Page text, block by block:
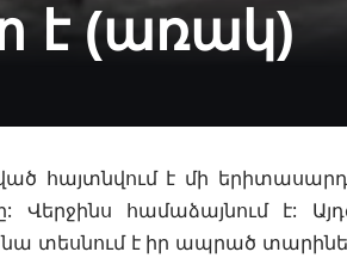
է (առակ)
հայտնվում է մի
Վերջինս համաձայնում է:
տեսնում է իր ապրած